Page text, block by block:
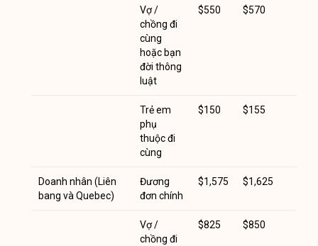
Vợ /
chồng đi
cùng
hoặc bạn
đời thông
luật
$550 $570
Trẻ em
phụ
thuộc đi
cùng
$150 $155
Doanh nhân (Liên
bang và Quebec)
Đương
đơn chính
$1,575 $1,625
Vợ /
chồng đi
$825 $850